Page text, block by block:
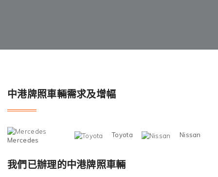
中港牌照車輛需求及增幅
Mercedes
Toyota Nissan
我們已辦理的中港牌照車輛